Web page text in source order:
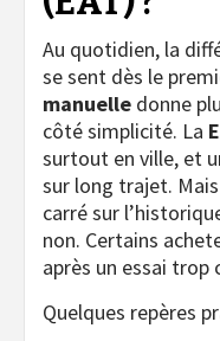
Au quotidien, la
se sent dès le
manuelle donne
côté simplicité. La
surtout en ville, et
sur long trajet.
carré sur
non. Certains
après un essai
Quelques repères